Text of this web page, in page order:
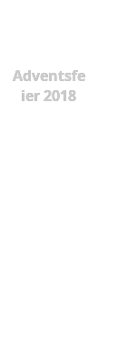
Adventsfe
ier 2018